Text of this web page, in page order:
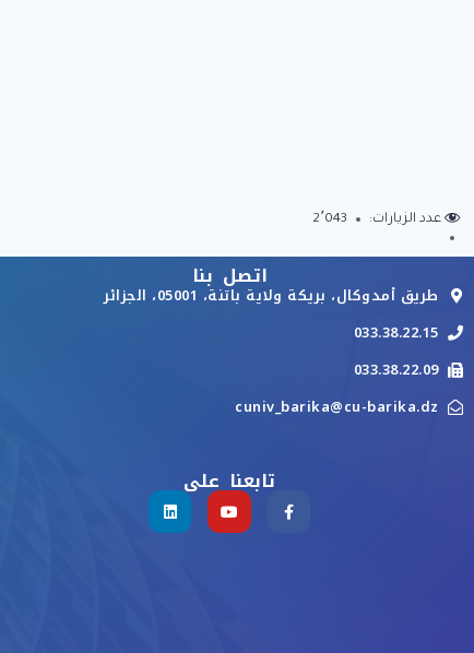
عدد الزيارات: 2٬043
اتصل بنا
طريق أمدوكال، بريكة ولاية باتنة، 05001، الجزائر
033.38.22.15
033.38.22.09
cuniv_barika@cu-barika.dz
تابعنا على